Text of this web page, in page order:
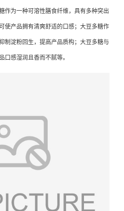
作为一种可溶性膳食纤维，具有多种突出
使产品拥有清爽舒适的口感；大豆多糖作
制淀粉回生，提高产品质构；大豆多糖与
口感湿润且香而不腻等。